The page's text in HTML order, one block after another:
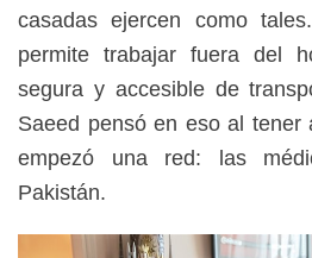
casadas ejercen como tales.
permite trabajar fuera del
segura y accesible de
Saeed pensó en eso al tener
empezó una red: las
Pakistán.